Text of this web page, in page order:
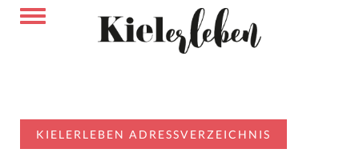
KIELERLEBEN ADRESSVERZEICHNIS